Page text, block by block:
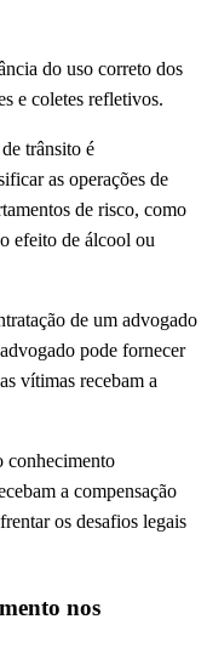
do uso correto dos
e coletes refletivos.
trânsito é
as operações de
de risco, como
efeito de álcool ou
de um advogado
pode fornecer
vítimas recebam a
conhecimento
a compensação
os desafios legais
nos